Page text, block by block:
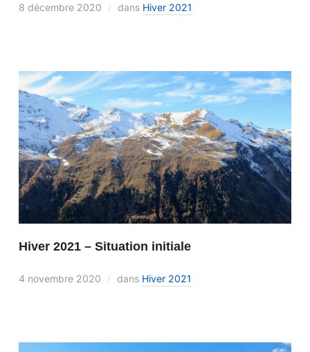
8 décembre 2020 dans Hiver 2021
Hiver 2021 – Situation initiale
4 novembre 2020 dans Hiver 2021